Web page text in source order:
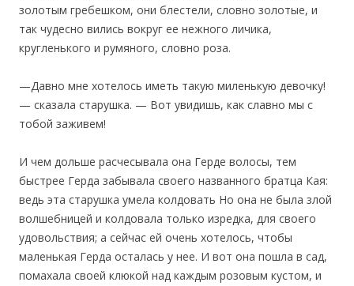
золотым гребешком, они блестели, словно золотые, и
так чудесно вились вокруг ее нежного личика,
кругленького и румяного, словно роза.
—Давно мне хотелось иметь такую миленькую девочку!
— сказала старушка. — Вот увидишь, как славно мы с
тобой заживем!
И чем дольше расчесывала она Герде волосы, тем
быстрее Герда забывала своего названного братца Кая:
ведь эта старушка умела колдовать Но она не была злой
волшебницей и колдовала только изредка, для своего
удовольствия; а сейчас ей очень хотелось, чтобы
маленькая Герда осталась у нее. И вот она пошла в сад,
помахала своей клюкой над каждым розовым кустом, и